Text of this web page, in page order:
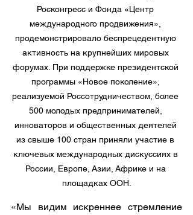
Росконгресс и Фонда «Центр
международного продвижения»,
продемонстрировало беспрецедентную
активность на крупнейших мировых
форумах. При поддержке президентской
программы «Новое поколение»,
реализуемой Россотрудничеством, более
500 молодых предпринимателей,
инноваторов и общественных деятелей
из свыше 100 стран приняли участие в
ключевых международных дискуссиях в
России, Европе, Азии, Африке и на
площадках ООН.
«Мы видим искреннее стремление